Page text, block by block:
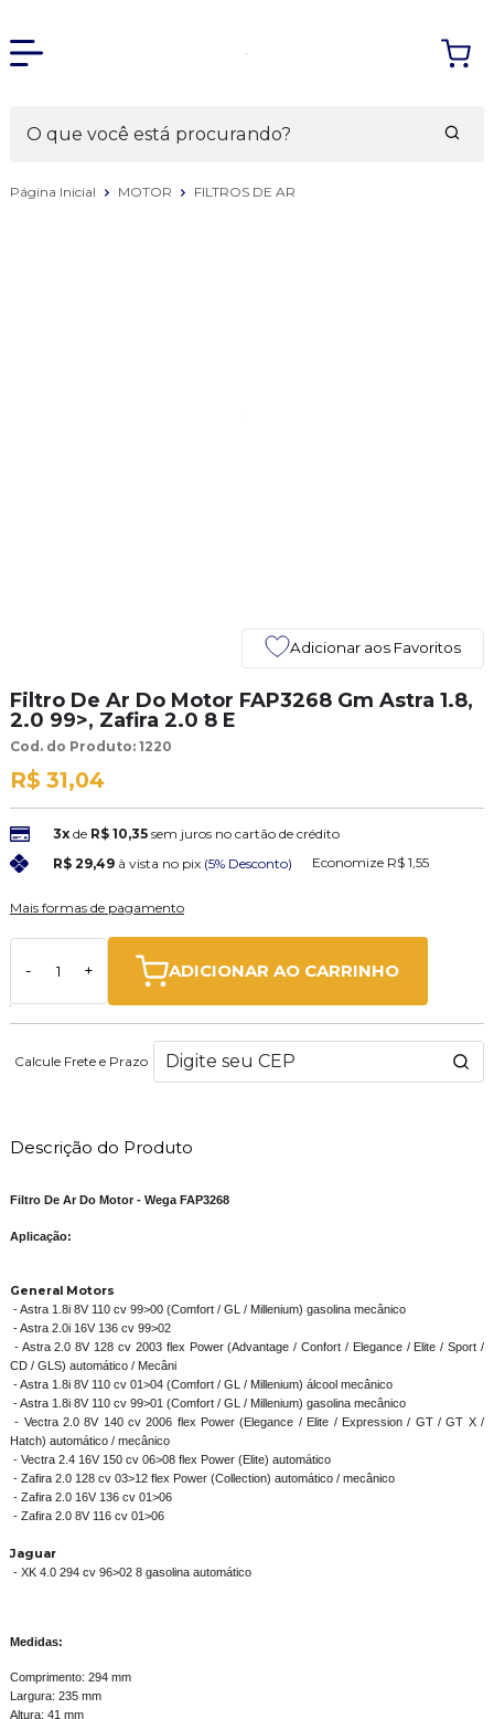
Página Inicial MOTOR FILTROS DE AR
Adicionar aos Favoritos
Filtro De Ar Do Motor FAP3268 Gm Astra 1.8,
2.0 99>, Zafira 2.0 8 E
Cod. do Produto: 1220
R$ 31,04
3xde R$ 10,35 sem juros no cartão de crédito
R$ 29,49 à vista no pix (5% Desconto) Economize R$ 1,55
Mais formas de pagamento
- + ADICIONAR AO CARRINHO
Calcule Frete e Prazo
Descrição do Produto
Filtro De Ar Do Motor - Wega FAP3268
Aplicação:
General Motors
- Astra 1.8i 8V 110 cv 99>00 (Comfort / GL / Millenium) gasolina mecânico
- Astra 2.0i 16V 136 cv 99>02
- Astra 2.0 8V 128 cv 2003 flex Power (Advantage / Confort / Elegance / Elite / Sport /
CD / GLS) automático / Mecâni
- Astra 1.8i 8V 110 cv 01>04 (Comfort / GL / Millenium) álcool mecânico
- Astra 1.8i 8V 110 cv 99>01 (Comfort / GL / Millenium) gasolina mecânico
- Vectra 2.0 8V 140 cv 2006 flex Power (Elegance / Elite / Expression / GT / GT X /
Hatch) automático / mecânico
- Vectra 2.4 16V 150 cv 06>08 flex Power (Elite) automático
- Zafira 2.0 128 cv 03>12 flex Power (Collection) automático / mecânico
- Zafira 2.0 16V 136 cv 01>06
- Zafira 2.0 8V 116 cv 01>06
Jaguar
- XK 4.0 294 cv 96>02 8 gasolina automático
Medidas:
Comprimento: 294 mm
Largura: 235 mm
Altura: 41 mm